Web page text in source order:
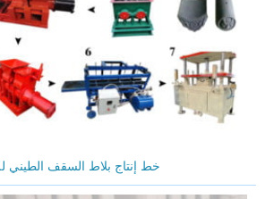
خط إنتاج بلاط السقف الطيني